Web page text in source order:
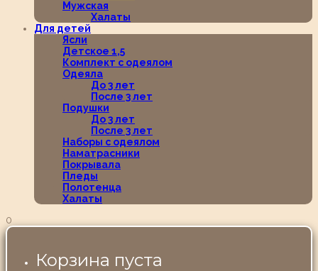
Мужская
Халаты
Для детей
Ясли
Детское 1,5
Комплект с одеялом
Одеяла
До 3 лет
После 3 лет
Подушки
До 3 лет
После 3 лет
Наборы с одеялом
Наматрасники
Покрывала
Пледы
Полотенца
Халаты
0
Корзина пуста